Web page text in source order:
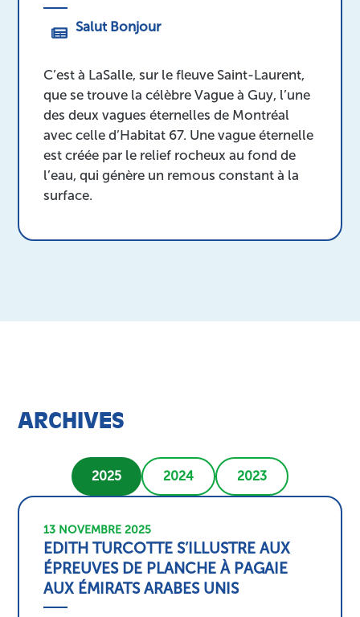
Salut Bonjour
C’est à LaSalle, sur le fleuve Saint-Laurent,
que se trouve la célèbre Vague à Guy, l’une
des deux vagues éternelles de Montréal
avec celle d’Habitat 67. Une vague éternelle
est créée par le relief rocheux au fond de
l’eau, qui génère un remous constant à la
surface.
ARCHIVES
2025 2024 2023
13 NOVEMBRE 2025
EDITH TURCOTTE S’ILLUSTRE AUX
ÉPREUVES DE PLANCHE À PAGAIE
AUX ÉMIRATS ARABES UNIS